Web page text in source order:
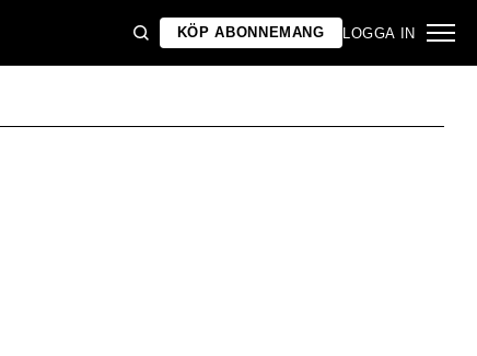
KÖP ABONNEMANG LOGGA IN